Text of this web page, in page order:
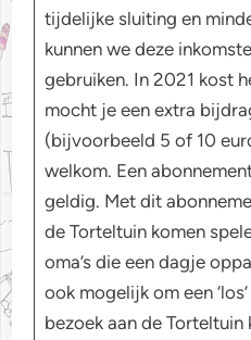
tijdelijke sluiting en
kunnen we deze
gebruiken. In 2021 kost
mocht je een extra
(bijvoorbeeld 5 of 10
welkom. Een
geldig. Met dit
de Torteltuin komen
oma’s die een dagje
ook mogelijk om een
bezoek aan de